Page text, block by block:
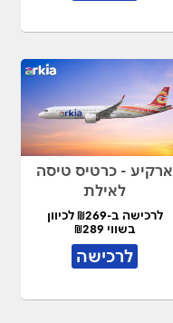
ארקיע - כרטיס טיסה
לאילת
לרכישה ב-₪269 לכיוון
בשווי ₪289
לרכישה